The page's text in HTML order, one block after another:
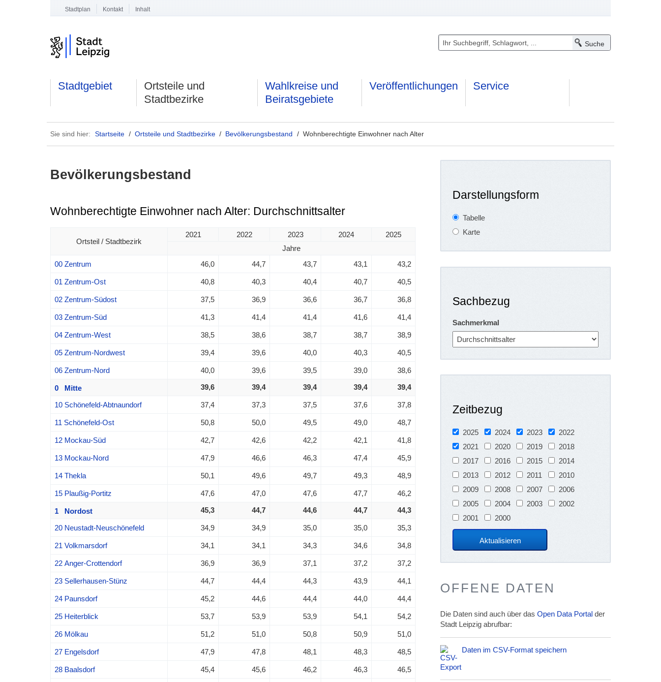
Stadtplan Kontakt Inhalt
Stadtgebiet
Ortsteile und
Stadtbezirke
Wahlkreise und
Beiratsgebiete
Veröffentlichungen Service
Sie sind hier: Startseite / Ortsteile und Stadtbezirke / Bevölkerungsbestand / Wohnberechtigte Einwohner nach Alter
Bevölkerungsbestand
Wohnberechtigte Einwohner nach Alter: Durchschnittsalter
Ortsteil / Stadtbezirk
2021 2022 2023 2024
2025
Jahre
00 Zentrum
46,0 44,7 43,7 43,1 43,2
01 Zentrum-Ost 40,8 40,3 40,4 40,7 40,5
02 Zentrum-Südost 37,5 36,9 36,6 36,7 36,8
03 Zentrum-Süd 41,3 41,4 41,4 41,6 41,4
04 Zentrum-West 38,5 38,6 38,7 38,7 38,9
05 Zentrum-Nordwest 39,4 39,6 40,0 40,3 40,5
06 Zentrum-Nord 40,0 39,6 39,5 39,0 38,6
0 Mitte 39,6 39,4 39,4 39,4 39,4
10 Schönefeld-Abtnaundorf 37,4 37,3 37,5 37,6 37,8
11 Schönefeld-Ost 50,8 50,0 49,5 49,0 48,7
12 Mockau-Süd 42,7 42,6 42,2 42,1 41,8
13 Mockau-Nord 47,9 46,6 46,3 47,4 45,9
14 Thekla 50,1 49,6 49,7 49,3 48,9
15 Plaußig-Portitz 47,6 47,0 47,6 47,7 46,2
1 Nordost 45,3 44,7 44,6 44,7 44,3
20 Neustadt-Neuschönefeld 34,9 34,9 35,0 35,0 35,3
21 Volkmarsdorf 34,1 34,1 34,3 34,6 34,8
22 Anger-Crottendorf 36,9 36,9 37,1 37,2 37,2
23 Sellerhausen-Stünz 44,7 44,4 44,3 43,9 44,1
24 Paunsdorf 45,2 44,6 44,4 44,0 44,4
25 Heiterblick 53,7 53,9 53,9 54,1 54,2
26 Mölkau 51,2 51,0 50,8 50,9 51,0
27 Engelsdorf 47,9 47,8 48,1 48,3 48,5
28 Baalsdorf 45,4 45,6 46,2 46,3 46,5
Darstellungsform
Tabelle
Karte
Sachbezug
Sachmerkmal
Zeitbezug
2025 2024 2023
2022
2021
2020 2019
2018
2017
2016 2015
2014
2013
2012 2011
2010
2009
2008 2007
2006
2005
2004 2003
2002
2001
2000
OFFENE DATEN
Die Daten sind auch über dasOpen Data Portal der
Stadt Leipzig abrufbar:
Daten im CSV-Format speichern